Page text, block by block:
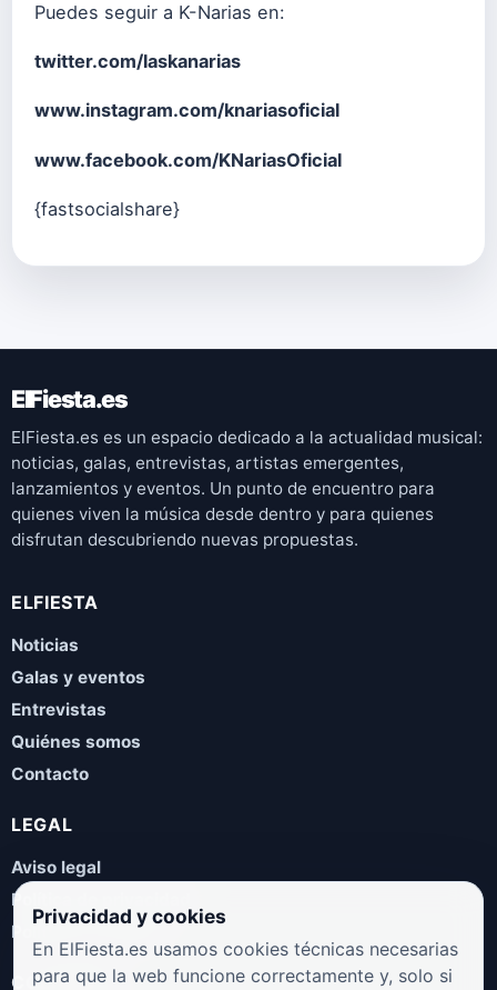
Puedes seguir a K-Narias en:
twitter.com/laskanarias
www.instagram.com/knariasoficial
www.facebook.com/KNariasOficial
{fastsocialshare}
ElFiesta.es
ElFiesta.es es un espacio dedicado a la actualidad musical:
noticias, galas, entrevistas, artistas emergentes,
lanzamientos y eventos. Un punto de encuentro para
quienes viven la música desde dentro y para quienes
disfrutan descubriendo nuevas propuestas.
ELFIESTA
Noticias
Galas y eventos
Entrevistas
Quiénes somos
Contacto
LEGAL
Aviso legal
Política de privacidad
Política de cookies
COLABORA
Privacidad y cookies
En ElFiesta.es usamos cookies técnicas necesarias
para que la web funcione correctamente y, solo si